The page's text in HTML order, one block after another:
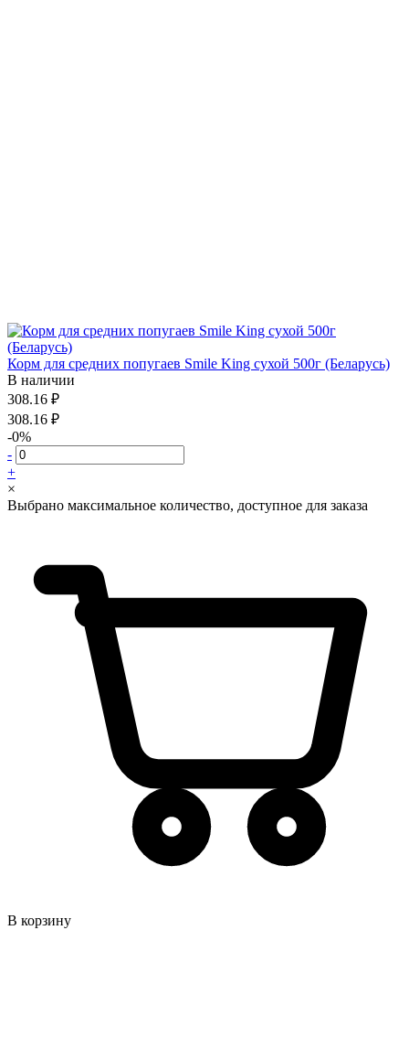
Корм для средних попугаев Smile King сухой 500г (Беларусь)
В наличии
308.16 ₽
308.16 ₽
-0%
-
+
×
Выбрано максимальное количество, доступное для заказа
В корзину